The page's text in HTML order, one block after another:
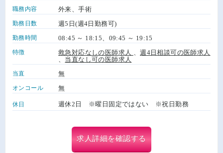
職務内容 外来、手術
勤務日数 週5日(週4日勤務可)
勤務時間 08:45 ～ 18:15、09:45 ～ 19:15
特徴 救急対応なしの医師求人 、週4日相談可の医師求人
当直なし可の医師求人
当直 無
オンコール 無
休日 週休2日 ※曜日固定ではない ※祝日勤務
求人詳細を確認する